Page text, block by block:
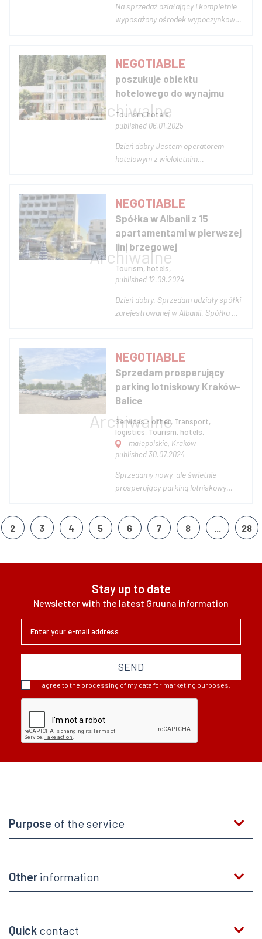
Na sprzedaż działający i kompletnie
wyposażony ośrodek wypoczynkowo-
bezpośredni dostęp do płytkiej rzeki
Liwiec, plażę, boisko sportowe,
budynek gastronomiczno-eventowy
oraz bl...
NEGOTIABLE
poszukuje obiektu
hotelowego do wynajmu
Tourism, hotels,
published 06.01.2025
Dzień dobry Jestem operatorem
hotelowym z wieloletnim
hotelowych do wynajęcia -
hotele/pensjonaty, min. 25 jednostek
mieszkalnych , woj. dolnośląskie,
opolskie lub śląskie. Zainteresowan...
NEGOTIABLE
Spółka w Albanii z 15
apartamentami w pierwszej
lini brzegowej
Tourism, hotels,
published 12.09.2024
Dzień dobry. Sprzedam udziały spółki
zarejestrowanej w Albanii. Spółka ma
brzegowej. Dziesięć z nich ma widok
na plażę. Na dole znajduje się bar do
zagospodarowania. Obiekt znajduje
się w D...
NEGOTIABLE
Sprzedam prosperujący
parking lotniskowy Kraków-
Balice
Services - other, Transport,
logistics, Tourism, hotels,
małopolskie, Kraków
published 30.07.2024
Sprzedamy nowy, ale świetnie
prosperujący parking lotniskowy
Cholerzynie obok Balic, 1700 m od
portu lotniczego Kraków Balice.
na utwardzonym gr...
2 3 4 5 6 7 8 28
Stay up to date
Newsletter with the latest Gruuna information
SEND
I agree to the processing of my data for marketing purposes.
Purpose of the service
Other information
Quick contact